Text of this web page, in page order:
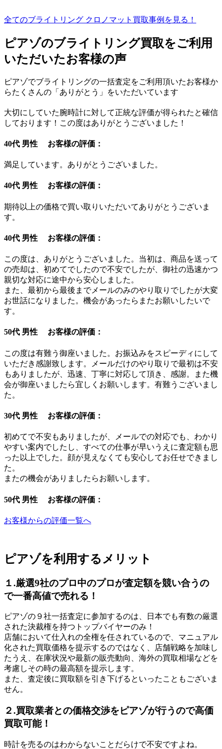
全てのブライトリング クロノマット買取事例を見る！
ピアゾのブライトリング買取をご利用
いただいたお客様の声
ピアゾでブライトリングの一括査定をご利用頂いたお客様か
らたくさんの「ありがとう」をいただいています
大切にしていた腕時計に対して正統な評価が得られたと確信
しております！この度はありがとうございました！
40代 男性 お客様の評価：
満足しています。ありがとうございました。
40代 男性 お客様の評価：
期待以上の価格で買い取りいただいてありがとうございま
す。
40代 男性 お客様の評価：
この度は、ありがとうございました。当初は、商品を送って
の売却は、初めてでしたので不安でしたが、御社の迅速かつ
親切な対応に途中から安心しました。
また、最初から最後までメールのみのやり取りでしたが大変
お世話になりました。機会があったらまたお願いしたいで
す。
50代 男性 お客様の評価：
この度は有難う御座いました。お振込みをスピーディにして
いただき感謝致します。メールだけのやり取りで最初は不安
もありましたが、迅速、丁寧に対応して頂き、感謝。また機
会が御座いましたら宜しくお願いします。有難うございまし
た。
30代 男性 お客様の評価：
初めてで不安もありましたが、メールでの対応でも、わかり
やすい案内でしたし、すべての仕事が早いうえに査定額も思
った以上でした。顔が見えなくても安心してお任せできまし
た。
またの機会がありましたらお願いします。
50代 男性 お客様の評価：
お客様からの評価一覧へ
ピアゾを利用するメリット
１.厳選9社のプロ中のプロが査定額を競い合うの
で一番高値で売れる！
ピアゾの９社一括査定に参加するのは、日本でも有数の厳選
された決裁権を持つトップバイヤーのみ！
店舗において仕入れの全権を任されているので、マニュアル
化された買取価格を提示するのではなく、店舗戦略を加味し
たうえ、在庫状況や最新の販売動向、海外の買取相場などを
考慮しその時の最高額を提示します。
また、査定後に買取額を引き下げるといったこともございま
せん。
２.買取業者との価格交渉をピアゾが行うので高価
買取可能！
時計を売るのはわからないことだらけで不安ですよね。